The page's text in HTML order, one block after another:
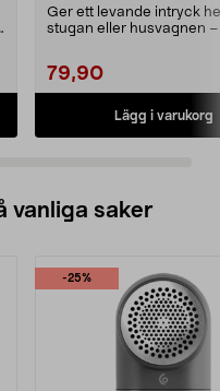
Ger ett levande intryck
stugan eller husvagnen
79,90
Lägg i varukorg
vanliga saker
-25%